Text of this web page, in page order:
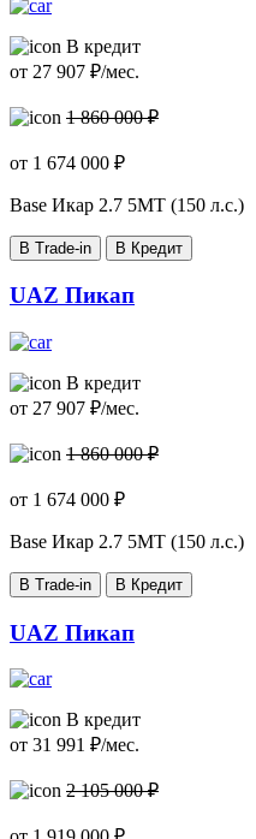
В кредит
от 27 907 ₽/мес.
1 860 000 ₽
от 1 674 000 ₽
Base Икар 2.7 5МТ (150 л.с.)
В Trade-in В Кредит
UAZ Пикап
В кредит
от 27 907 ₽/мес.
1 860 000 ₽
от 1 674 000 ₽
Base Икар 2.7 5МТ (150 л.с.)
В Trade-in В Кредит
UAZ Пикап
В кредит
от 31 991 ₽/мес.
2 105 000 ₽